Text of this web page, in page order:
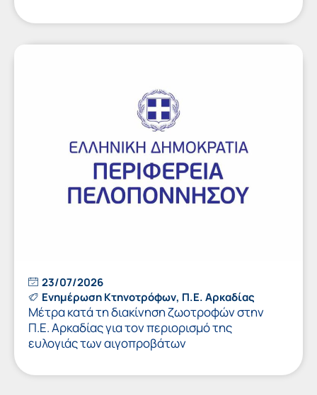
23/07/2026
Ενημέρωση Κτηνοτρόφων, Π.Ε. Αρκαδίας
Μέτρα κατά τη διακίνηση ζωοτροφών στην
Π.Ε. Αρκαδίας για τον περιορισμό της
ευλογιάς των αιγοπροβάτων